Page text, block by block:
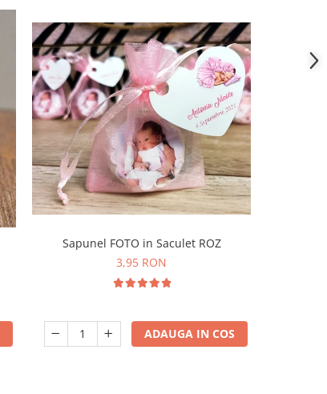
Sapunel FOTO in Saculet ROZ
3,95 RON
ADAUGA IN COS